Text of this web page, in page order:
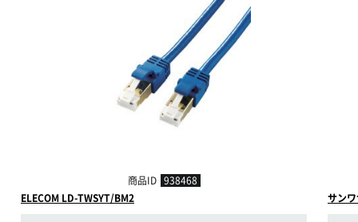
商品ID 938468
ELECOM LD-TWSYT/BM2
サン